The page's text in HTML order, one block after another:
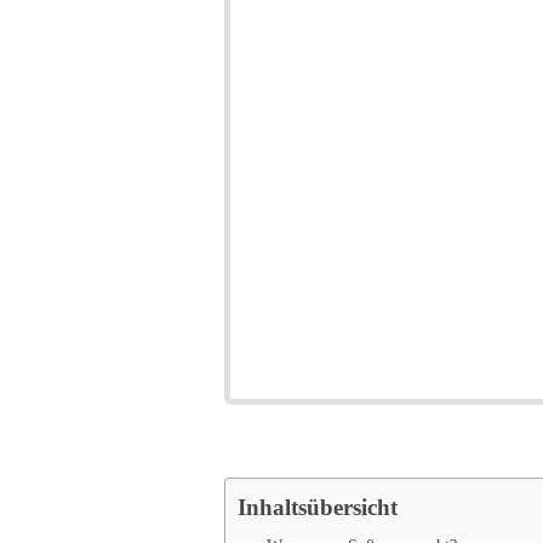
Inhaltsübersicht